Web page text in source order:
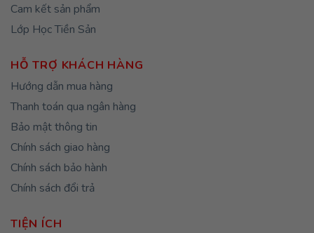
Cam kết sản phẩm
Lớp Học Tiền Sản
HỖ TRỢ KHÁCH HÀNG
Hướng dẫn mua hàng
Thanh toán qua ngân hàng
Bảo mật thông tin
Chính sách giao hàng
Chính sách bảo hành
Chính sách đổi trả
TIỆN ÍCH